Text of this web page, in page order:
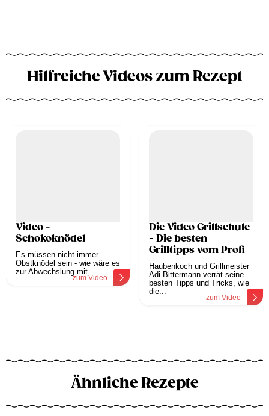
Hilfreiche Videos zum Rezept
Video -
Schokoknödel
Es müssen nicht immer
Obstknödel sein - wie wäre es
zur Abwechslung mit...
zum Video
Die Video Grillschule
- Die besten
Grilltipps vom Profi
Haubenkoch und Grillmeister
Adi Bittermann verrät seine
besten Tipps und Tricks, wie
die...
zum Video
Ähnliche Rezepte